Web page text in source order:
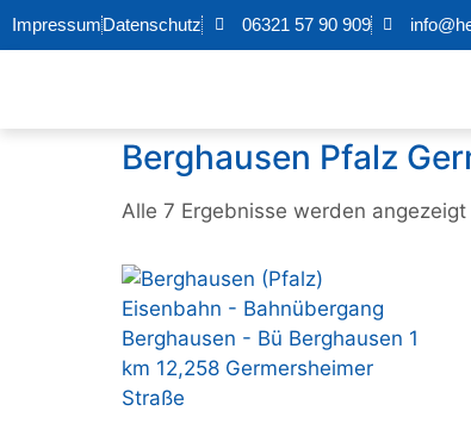
ImpressumDatenschutz 06321 57 90 909
Berghausen Pfalz
Alle 7 Ergebnisse werden angezeigt